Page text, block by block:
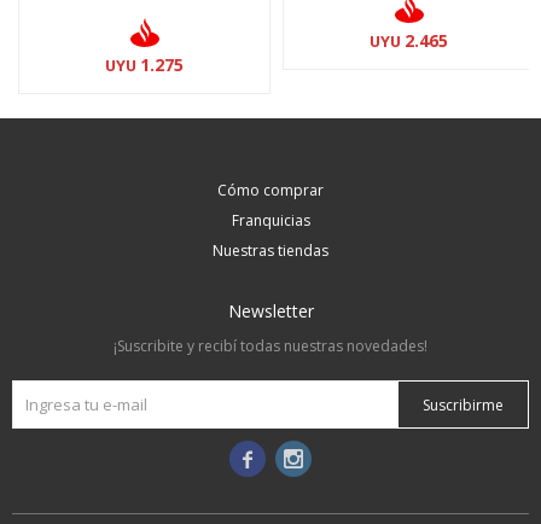
UYU 1.275
UYU 2.465
Cómo comprar
Franquicias
Nuestras tiendas
Newsletter
¡Suscribite y recibí todas nuestras novedades!
Suscribirme
 